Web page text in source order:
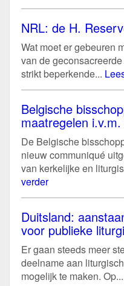
NRL: de H.
Wat moet er gebeuren
van de
strikt beperkende...
Belgische
maatregelen
De Belgische
nieuw communiqué
van kerkelijke en
verder
Duitsland:
voor publieke
Er gaan steeds meer
deelname aan
mogelijk te maken. Op...